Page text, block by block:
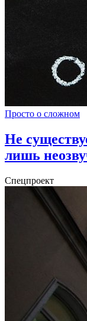
Просто о сложном
Не
лишь
Спецпроект